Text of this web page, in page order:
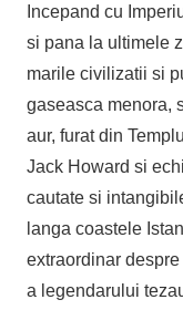
Incepand cu
si pana la ultimele
marile civilizatii si
gaseasca menora,
aur, furat din
Jack Howard si
cautate si
langa coastele
extraordinar
a legendarului